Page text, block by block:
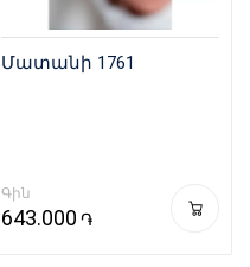
Մատանի 1761
Գին
643.000 ֏